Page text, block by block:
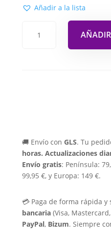
Añadir a la lista
🚚 Envío con GLS. Tu
horas. Actualizaciones
Envío gratis: Península:
99,95 €, y Europa: 149 €.
💳 Paga de forma rápida y
bancaria(Visa,
PayPal, Bizum. Siempre